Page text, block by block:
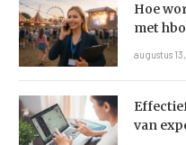
Hoe
met
augustus
van